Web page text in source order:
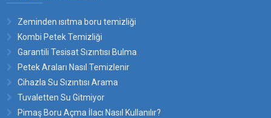
Zeminden ısıtma boru temizliği
Kombi Petek Temizliği
Garantili Tesisat Sızıntısı Bulma
Petek Araları Nasıl Temizlenir
Cihazla Su Sızıntısı Arama
Tuvaletten Su Gitmiyor
Pimaş Boru Açma İlacı Nasıl Kullanılır?